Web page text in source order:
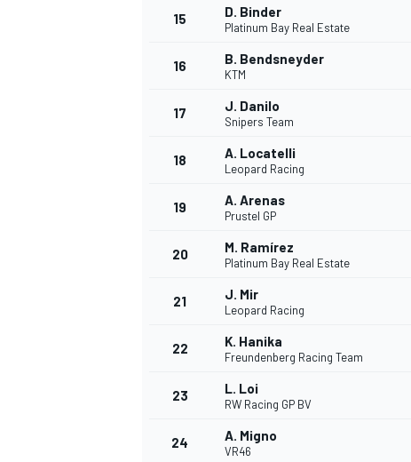
15 D. Binder
Platinum Bay Real Estate
16 B. Bendsneyder
KTM
17 J. Danilo
Snipers Team
18 A. Locatelli
Leopard Racing
19 A. Arenas
Prustel GP
20 M. Ramírez
Platinum Bay Real Estate
21 J. Mir
Leopard Racing
22 K. Hanika
Freundenberg Racing Team
23 L. Loi
RW Racing GP BV
24 A. Migno
VR46